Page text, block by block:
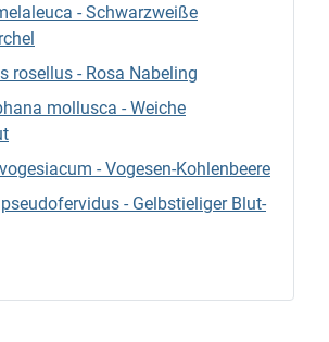
- Schwarzweiße
rosellus - Rosa Nabeling
mollusca - Weiche
- Vogesen-Kohlenbeere
- Gelbstieliger Blut-